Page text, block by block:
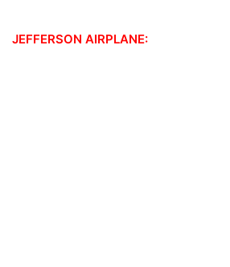
JEFFERSON AIRPLANE: